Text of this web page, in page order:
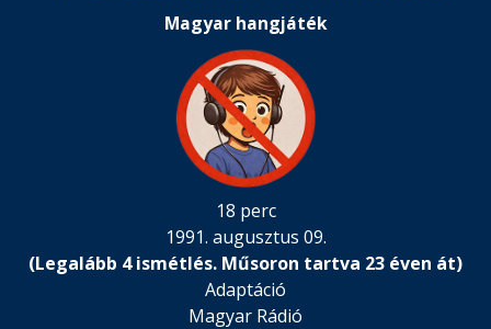
Magyar hangjáték
18 perc
1991. augusztus 09.
(Legalább 4 ismétlés. Műsoron tartva 23 éven át)
Adaptáció
Magyar Rádió